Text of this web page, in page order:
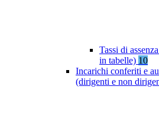
Tassi di
in tabelle) 10
Incarichi conferiti e
(dirigenti e non